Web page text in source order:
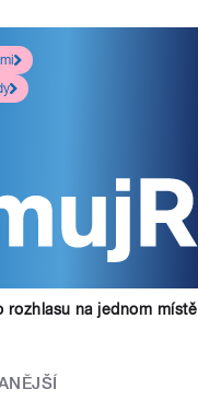
rozhlasu na jednom místě